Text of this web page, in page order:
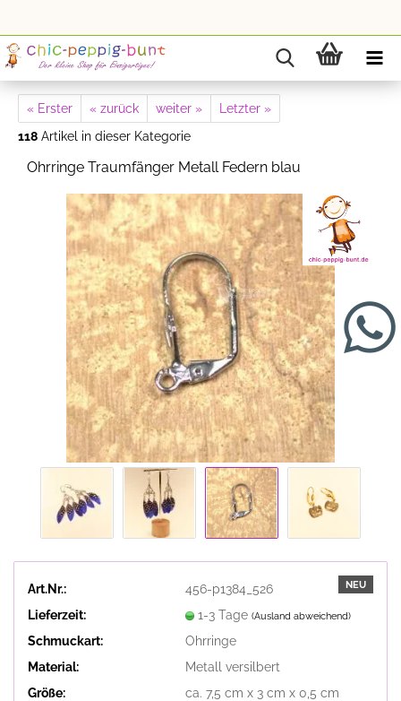
« Erster « zurück weiter »
Letzter »
118 Artikel in dieser Kategorie
Ohrringe Traumfänger Metall Federn blau
NEU
Art.Nr.:
456-p1384_526
Lieferzeit:
1-3 Tage (Ausland abweichend)
Schmuckart:
Ohrringe
Material:
Metall versilbert
Größe:
ca. 7,5 cm x 3 cm x 0,5 cm